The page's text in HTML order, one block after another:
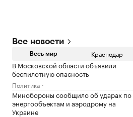
Все новости
Весь мир Краснодар
В Московской области объявили
беспилотную опасность
Политика
Минобороны сообщило об ударах по
энергообъектам и аэродрому на
Украине